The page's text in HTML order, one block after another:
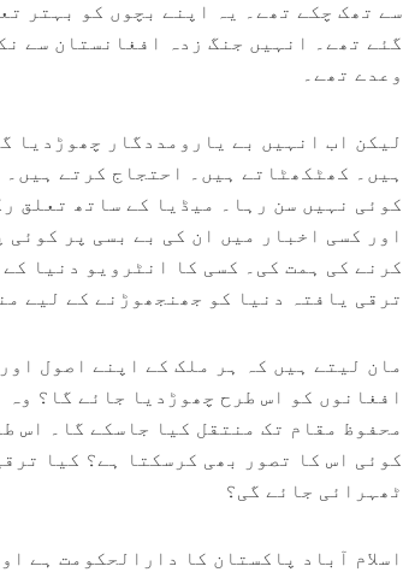
سے تھک چکے تھے۔ یہ اپنے بچوں کو بہتر
گئے تھے۔ انہیں جنگ زدہ افغانستان سے
وعدے تھے۔
لیکن اب انہیں بے یارومددگار چھوڑدیا
ہیں۔ کھٹکھٹاتے ہیں۔ احتجاج کرتے
کوئی نہیں سن رہا۔ میڈیا کے ساتھ تعلق
اور کسی اخبار میں ان کی بے بسی پر
کرنے کی ہمت کی۔ کسی کا انٹرویو دنیا
ترقی یافتہ دنیا کو جھنجھوڑنے کے لیے
مان لیتے ہیں کہ ہر ملک کے اپنے اصول
افغانوں کو اس طرح چھوڑدیا جائے گا؟
محفوظ مقام تک منتقل کیا جاسکے گا۔ اس
کوئی اس کا تصور بھی کرسکتا ہے؟ کیا
ٹھہرائی جائے گی؟
اسلام آباد پاکستان کا دارالحکومت ہے